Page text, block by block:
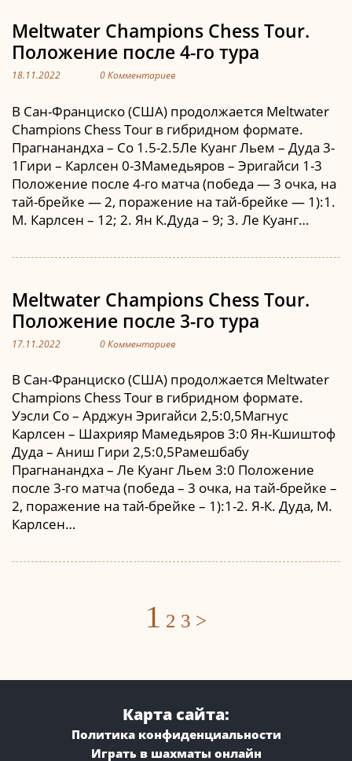
Meltwater Champions Chess Tour.
Положение после 4-го тура
18.11.2022 0 Комментариев
В Сан-Франциско (США) продолжается Meltwater
Champions Chess Tour в гибридном формате.
Прагнанандха – Со 1.5-2.5Ле Куанг Льем – Дуда 3-
1Гири – Карлсен 0-3Мамедьяров – Эригайси 1-3
Положение после 4-го матча (победа — 3 очка, на
тай-брейке — 2, поражение на тай-брейке — 1):1.
М. Карлсен – 12; 2. Ян К.Дуда – 9; 3. Ле Куанг…
Meltwater Champions Chess Tour.
Положение после 3-го тура
17.11.2022 0 Комментариев
В Сан-Франциско (США) продолжается Meltwater
Champions Chess Tour в гибридном формате.
Уэсли Со – Арджун Эригайси 2,5:0,5Магнус
Карлсен – Шахрияр Мамедьяров 3:0 Ян-Кшиштоф
Дуда – Аниш Гири 2,5:0,5Рамешбабу
Прагнанандха – Ле Куанг Льем 3:0 Положение
после 3-го матча (победа – 3 очка, на тай-брейке –
2, поражение на тай-брейке – 1):1-2. Я-К. Дуда, М.
Карлсен…
Posts
1 2 3 >
Карта сайта:
Политика конфиденциальности
Играть в шахматы онлайн